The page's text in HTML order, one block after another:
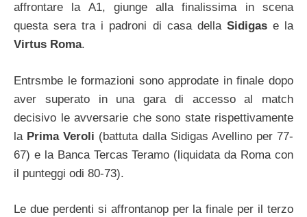
affrontare la A1, giunge alla finalissima in scena
questa sera tra i padroni di casa della Sidigase la
Virtus Roma.
Entrsmbe le formazioni sono approdate in finale dopo
aver superato in una gara di accesso al match
decisivo le avversarie che sono state rispettivamente
la Prima Veroli (battuta dalla Sidigas Avellino per 77-
67) e la Banca Tercas Teramo (liquidata da Roma con
il punteggi odi 80-73).
Le due perdenti si affrontanop per la finale per il terzo